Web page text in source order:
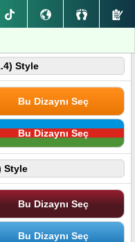
Style
Bu Dizaynı Seç
Bu Dizaynı Seç
Style
Bu Dizaynı Seç
Bu Dizaynı Seç